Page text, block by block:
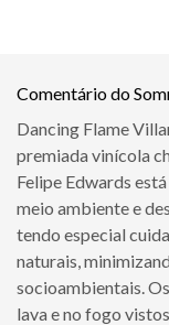
Comentário do
Dancing Flame
premiada vinícola
Felipe Edwards
meio ambiente e
tendo especial
naturais,
socioambientais.
lava e no fogo